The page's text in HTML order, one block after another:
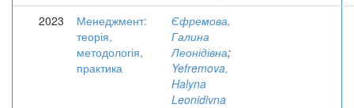
2023
Менеджмент:
теорія,
методологія,
практика
Єфремова,
Галина
Леонідівна;
Yefremova,
Halyna
Leonidivna